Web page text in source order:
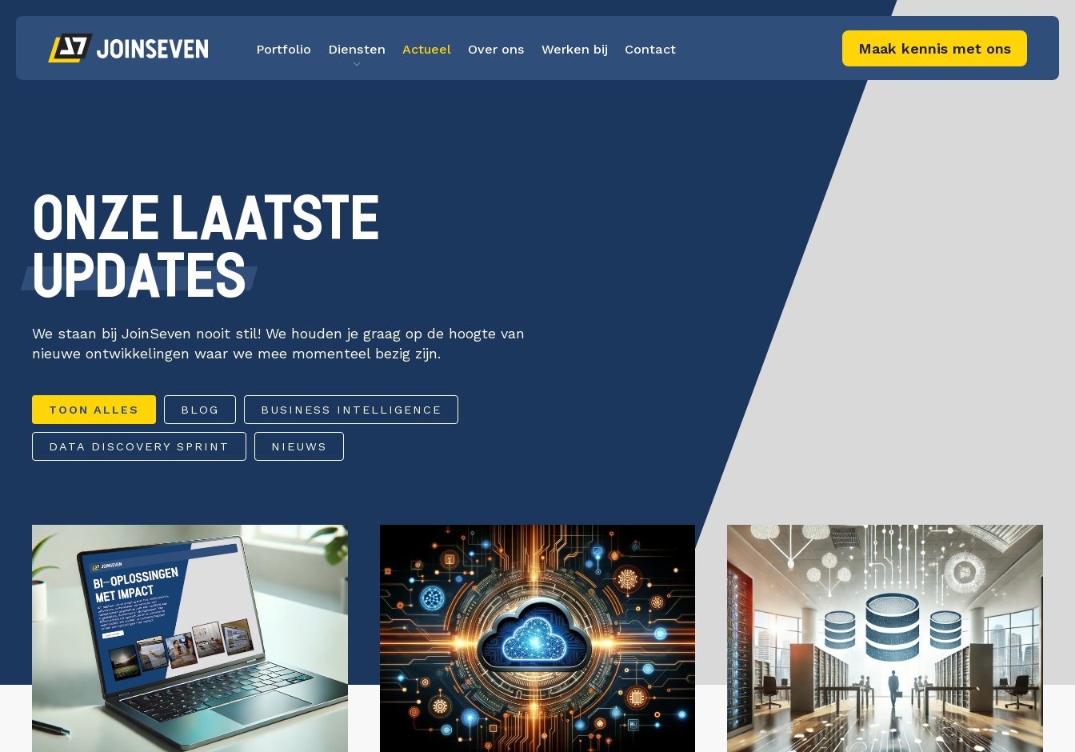
Portfolio Diensten Actueel Over ons Werken bij Contact Maak kennis met ons
Dataplatform Heptagon
ONZE LAATSTE
UPDATES
We staan bij JoinSeven nooit stil! We houden je graag op de hoogte van
nieuwe ontwikkelingen waar we mee momenteel bezig zijn.
TOON ALLES BLOG BUSINESS INTELLIGENCE
DATA DISCOVERY SPRINT NIEUWS